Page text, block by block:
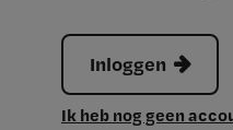
Inloggen
Ik heb nog geen